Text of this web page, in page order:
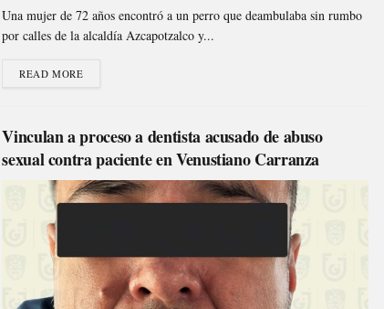
Una mujer de 72 años encontró a un perro que deambulaba sin rumbo
por calles de la alcaldía Azcapotzalco y...
READ MORE
Vinculan a proceso a dentista acusado de abuso
sexual contra paciente en Venustiano Carranza